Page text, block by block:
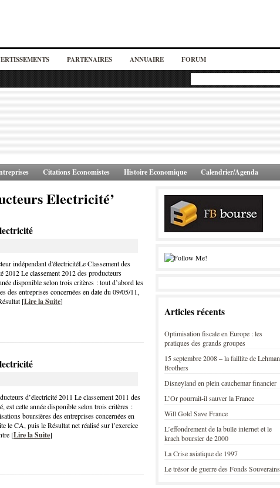
PARTENAIRES ANNUAIRE FORUM
Citations Economistes Histoire Economique Calendrier/Agenda
Electricité’
indépendant d'électricitéLe Classement des
2012 Le classement 2012 des producteurs
disponible selon trois critères : tout d’abord les
des entreprises concernées en date du 09/05/11,
[Lire la Suite]
d’électricité 2011 Le classement 2011 des
est cette année disponible selon trois critères :
boursières des entreprises concernées en
le CA, puis le Résultat net réalisé sur l’exercice
[Lire la Suite]
Articles récents
Optimisation fiscale en Europe : les
pratiques des grands groupes
15 septembre 2008 – la faillite de Lehman
Brothers
Disneyland en plein cauchemar financier
L’Or pourrait-il sauver la France
Will Gold Save France
L’effondrement de la bulle internet et le
krach boursier de 2000
La Crise asiatique de 1997
Le trésor de guerre des Fonds Souverains